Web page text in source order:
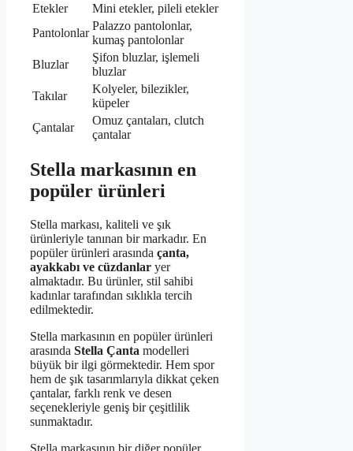
Etekler
Mini etekler, pileli etekler
Pantolonlar
Palazzo pantolonlar,
kumaş pantolonlar
Bluzlar
Şifon bluzlar, işlemeli
bluzlar
Takılar
Kolyeler, bilezikler,
küpeler
Çantalar
Omuz çantaları, clutch
çantalar
Stella markasının en
popüler ürünleri
Stella markası, kaliteli ve şık
ürünleriyle tanınan bir markadır. En
popüler ürünleri arasında çanta,
ayakkabı ve cüzdanlar yer
almaktadır. Bu ürünler, stil sahibi
kadınlar tarafından sıklıkla tercih
edilmektedir.
Stella markasının en popüler ürünleri
arasında Stella Çanta modelleri
büyük bir ilgi görmektedir. Hem spor
hem de şık tasarımlarıyla dikkat çeken
çantalar, farklı renk ve desen
seçenekleriyle geniş bir çeşitlilik
sunmaktadır.